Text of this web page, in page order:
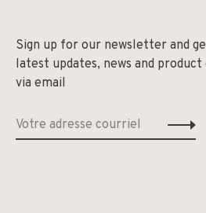
Sign up for our newsletter and
latest updates, news and
via email